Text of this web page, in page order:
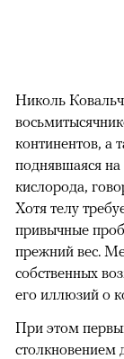
Николь
континентов, а
поднявшаяся на
кислорода,
Хотя телу
привычные
прежний вес.
собственных
его иллюзий о
При этом
столкновением